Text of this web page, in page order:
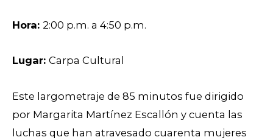
Hora: 2:00 p.m. a 4:50 p.m.
Lugar: Carpa Cultural
Este largometraje de 85 minutos fue dirigido
por Margarita Martínez Escallón y cuenta las
luchas que han atravesado cuarenta mujeres